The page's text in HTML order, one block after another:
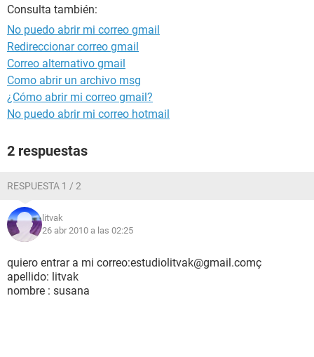
Consulta también:
No puedo abrir mi correo gmail
Redireccionar correo gmail
Correo alternativo gmail
Como abrir un archivo msg
¿Cómo abrir mi correo gmail?
No puedo abrir mi correo hotmail
2 respuestas
RESPUESTA 1 / 2
litvak
26 abr 2010 a las 02:25
quiero entrar a mi correo:estudiolitvak@gmail.comç
apellido: litvak
nombre : susana